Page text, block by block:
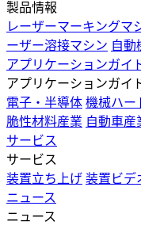
製品情報
レーザーマーキングマ
ーザー溶接マシン 自動
アプリケーションガイ
アプリケーションガイ
電子・半導体 機械ハー
脆性材料産業 自動車産
サービス
サービス
装置立ち上げ 装置ビデ
ニュース
ニュース